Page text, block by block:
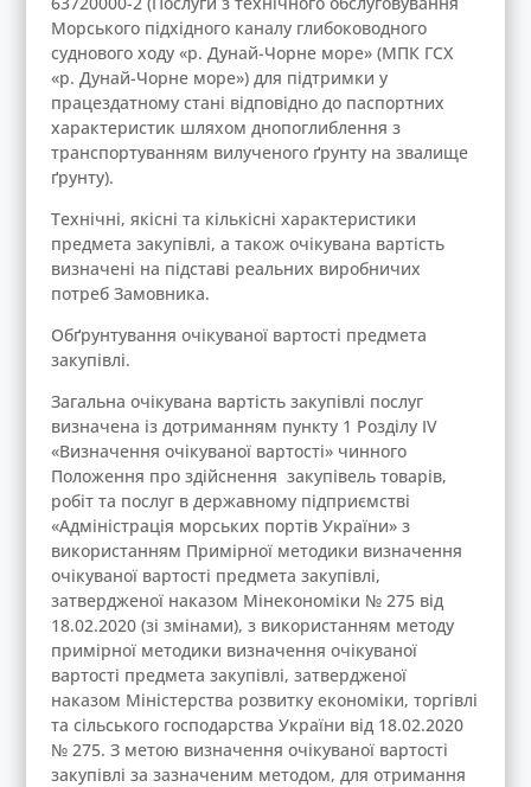
Морського підхідного каналу глибоководного
суднового ходу «р. Дунай-Чорне море» (МПК ГСХ
«р. Дунай-Чорне море») для підтримки у
працездатному стані відповідно до паспортних
характеристик шляхом днопоглиблення з
транспортуванням вилученого ґрунту на звалище
ґрунту).
Технічні, якісні та кількісні характеристики
предмета закупівлі, а також очікувана вартість
визначені на підставі реальних виробничих
потреб Замовника.
Обґрунтування очікуваної вартості предмета
закупівлі.
Загальна очікувана вартість закупівлі послуг
визначена із дотриманням пункту 1 Розділу ІV
«Визначення очікуваної вартості» чинного
Положення про здійснення закупівель товарів,
робіт та послуг в державному підприємстві
«Адміністрація морських портів України» з
використанням Примірної методики визначення
очікуваної вартості предмета закупівлі,
затвердженої наказом Мінекономіки № 275 від
18.02.2020 (зі змінами), з використанням методу
примірної методики визначення очікуваної
вартості предмета закупівлі, затвердженої
наказом Міністерства розвитку економіки, торгівлі
та сільського господарства України від 18.02.2020
№ 275. З метою визначення очікуваної вартості
закупівлі за зазначеним методом, для отримання